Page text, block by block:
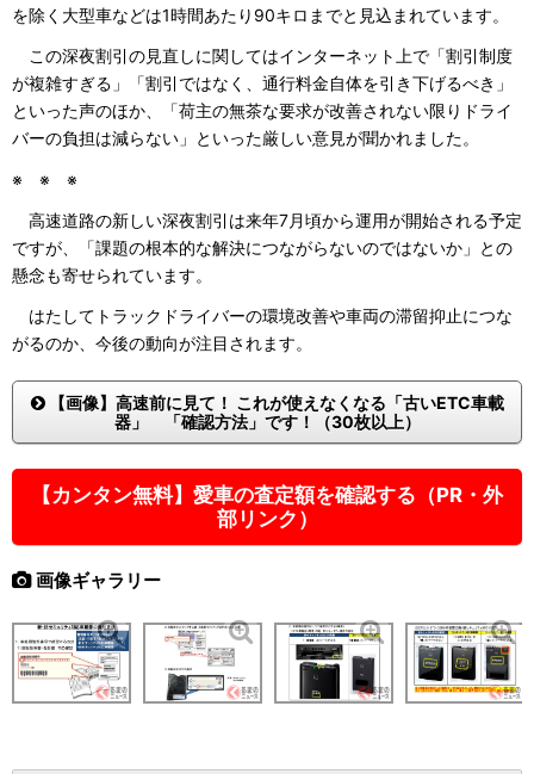
を除く大型車などは1時間あたり90キロまでと見込まれています。
この深夜割引の見直しに関してはインターネット上で「割引制度
が複雑すぎる」「割引ではなく、通行料金自体を引き下げるべき」
といった声のほか、「荷主の無茶な要求が改善されない限りドライ
バーの負担は減らない」といった厳しい意見が聞かれました。
※ ※ ※
高速道路の新しい深夜割引は来年7月頃から運用が開始される予定
ですが、「課題の根本的な解決につながらないのではないか」との
懸念も寄せられています。
はたしてトラックドライバーの環境改善や車両の滞留抑止につな
がるのか、今後の動向が注目されます。
【画像】高速前に見て！ これが使えなくなる「古いETC車載
器」 「確認方法」です！（30枚以上）
【カンタン無料】愛車の査定額を確認する（PR・外
部リンク）
画像ギャラリー